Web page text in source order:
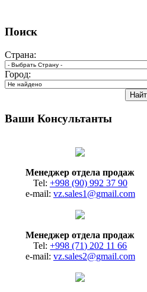
Поиск
Страна:
Город:
Ваши Консультанты
Менеджер отдела продаж
Tel: +998 (90) 992 37 90
e-mail: vz.sales1@gmail.com
Менеджер отдела продаж
Tel:+998 (71) 202 11 66
e-mail: vz.sales2@gmail.com